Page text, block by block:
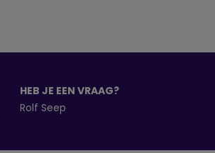
HEB JE EEN VRAAG?
Rolf Seep